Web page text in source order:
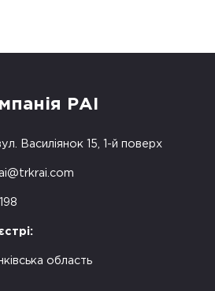
РАІ
Василіянок 15, 1-й поверх
область